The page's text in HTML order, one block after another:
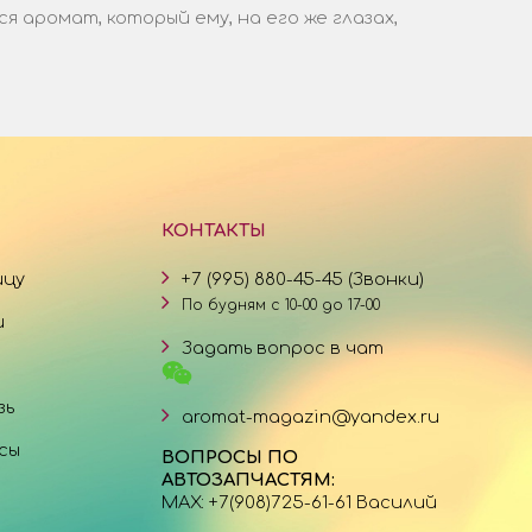
аромат, который ему, на его же глазах,
КОНТАКТЫ
+7 (995) 880-45-45 (Звонки)
По будням с 10-00 до 17-00
Задать вопрос в чат
aromat-magazin@yandex.ru
ВОПРОСЫ ПО
АВТОЗАПЧАСТЯМ:
MAX: +7(908)725-61-61 Василий